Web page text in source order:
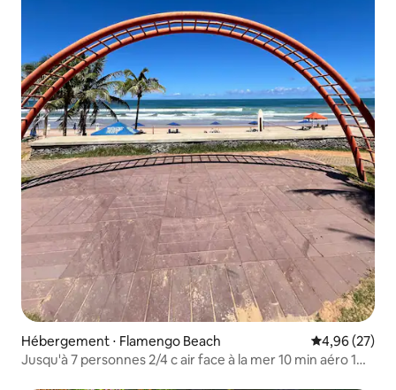
Hébergement ⋅ Flamengo Beach Évaluation
4,96 (27)
Jusqu'à 7 personnes 2/4 c air face à la mer 10 min aéro 1